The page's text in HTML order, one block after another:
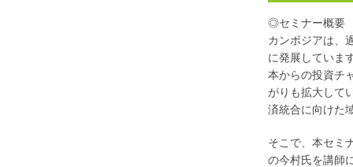
◎セミナー概要
カンボジアは、
に発展していま
本からの投資チ
がりも拡大して
済統合に向けた
そこで、本セミ
の今村氏を講師